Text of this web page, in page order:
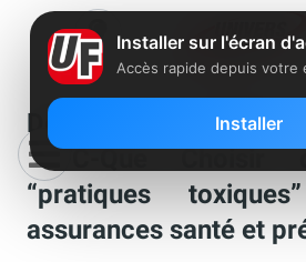
Démarchage
l’UFC-Que Choisir
“pratiques
assurances santé et
Installer sur l'écran
Accès rapide depuis votre
Installer